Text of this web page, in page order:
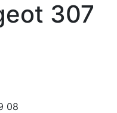
307
08